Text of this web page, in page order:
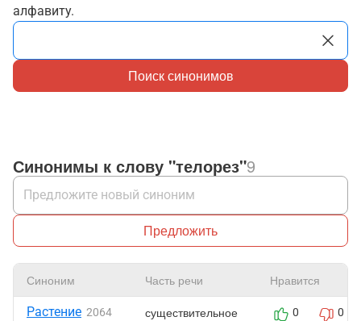
алфавиту.
Поиск синонимов
Синонимы к слову "телорез"9
Предложить
Синоним Часть речи Нравится
Растение 2064 существительное 0 0